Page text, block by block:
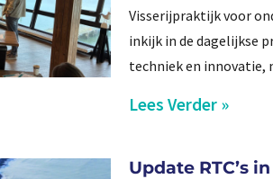
Visserijpraktijk voor
inkijk in de dagelijkse
techniek en innovatie,
Lees Verder »
Update RTC’s